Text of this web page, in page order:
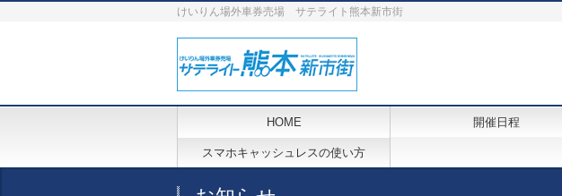
けいりん場外車券売場 サテライト熊本新市街
HOME 開催日程
スマホキャッシュレスの使い方